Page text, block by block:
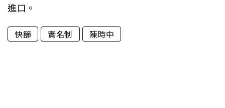
進口。
快篩 實名制 陳時中